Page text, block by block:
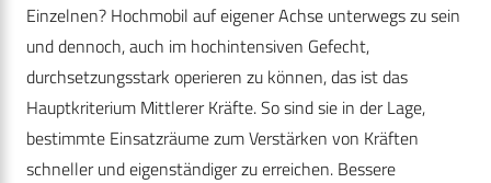
Einzelnen? Hochmobil auf eigener Achse unterwegs zu sein
und dennoch, auch im hochintensiven Gefecht,
durchsetzungsstark operieren zu können, das ist das
Hauptkriterium Mittlerer Kräfte. So sind sie in der Lage,
bestimmte Einsatzräume zum Verstärken von Kräften
schneller und eigenständiger zu erreichen. Bessere